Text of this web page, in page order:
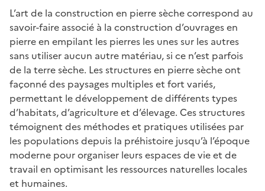
L’art de la construction en pierre sèche correspond au
savoir-faire associé à la construction d’ouvrages en
pierre en empilant les pierres les unes sur les autres
sans utiliser aucun autre matériau, si ce n’est parfois
de la terre sèche. Les structures en pierre sèche ont
façonné des paysages multiples et fort variés,
permettant le développement de différents types
d’habitats, d’agriculture et d’élevage. Ces structures
témoignent des méthodes et pratiques utilisées par
les populations depuis la préhistoire jusqu’à l’époque
moderne pour organiser leurs espaces de vie et de
travail en optimisant les ressources naturelles locales
et humaines.